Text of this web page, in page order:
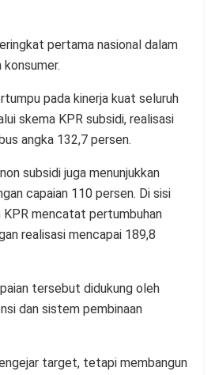
pertama nasional dalam
konsumer.
pada kinerja kuat seluruh
skema KPR subsidi, realisasi
angka 132,7 persen.
subsidi juga menunjukkan
capaian 110 persen. Di sisi
KPR mencatat pertumbuhan
realisasi mencapai 189,8
tersebut didukung oleh
dan sistem pembinaan
target, tetapi membangun